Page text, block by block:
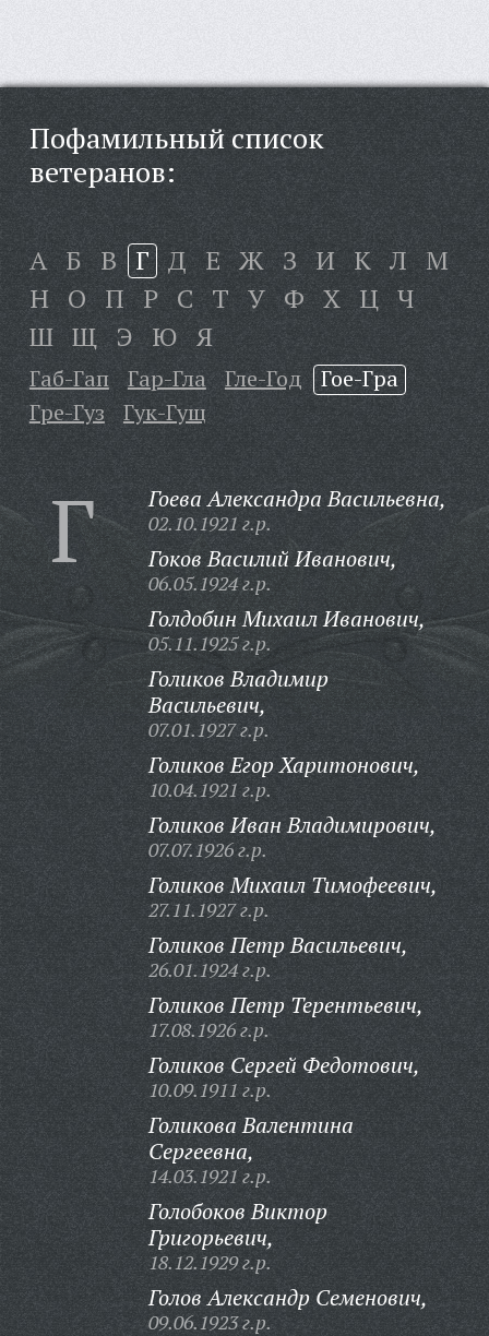
Пофамильный список
ветеранов:
А Б В Г Д Е Ж З И К Л М
Н О П Р С Т У Ф Х Ц Ч
Ш Щ Э Ю Я
Габ-Гап Гар-Гла Гле-Год
Гое-Гра
Гре-Гуз
Гук-Гущ
Г Гоева Александра Васильевна,
02.10.1921 г.р.
Гоков Василий Иванович,
06.05.1924 г.р.
Голдобин Михаил Иванович,
05.11.1925 г.р.
Голиков Владимир
Васильевич,
07.01.1927 г.р.
Голиков Егор Харитонович,
10.04.1921 г.р.
Голиков Иван Владимирович,
07.07.1926 г.р.
Голиков Михаил Тимофеевич,
27.11.1927 г.р.
Голиков Петр Васильевич,
26.01.1924 г.р.
Голиков Петр Терентьевич,
17.08.1926 г.р.
Голиков Сергей Федотович,
10.09.1911 г.р.
Голикова Валентина
Сергеевна,
14.03.1921 г.р.
Голобоков Виктор
Григорьевич,
18.12.1929 г.р.
Голов Александр Семенович,
09.06.1923 г.р.